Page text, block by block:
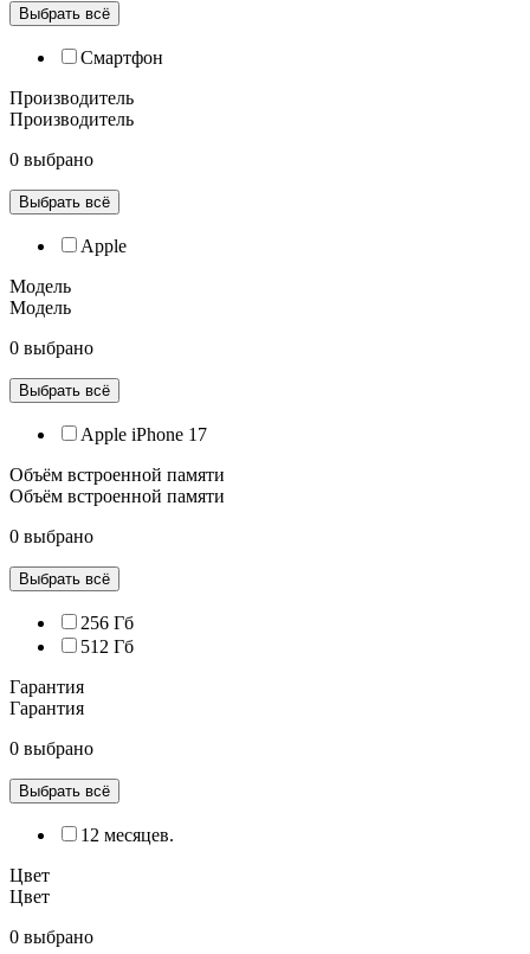
Выбрать всё
Смартфон
Производитель
Производитель
0 выбрано
Выбрать всё
Apple
Модель
Модель
0 выбрано
Выбрать всё
Apple iPhone 17
Объём встроенной памяти
Объём встроенной памяти
0 выбрано
Выбрать всё
256 Гб
512 Гб
Гарантия
Гарантия
0 выбрано
Выбрать всё
12 месяцев.
Цвет
Цвет
0 выбрано